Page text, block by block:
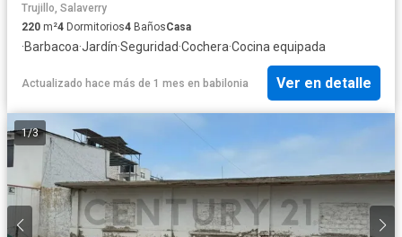
Trujillo, Salaverry
220 m²4 Dormitorios4 BañosCasa
·Barbacoa·Jardín·Seguridad·Cochera·Cocina equipada
Actualizado hace más de 1 mes en babilonia Ver en detalle
1/3